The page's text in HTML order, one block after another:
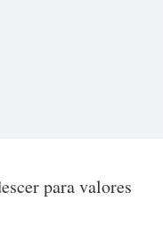
para valores